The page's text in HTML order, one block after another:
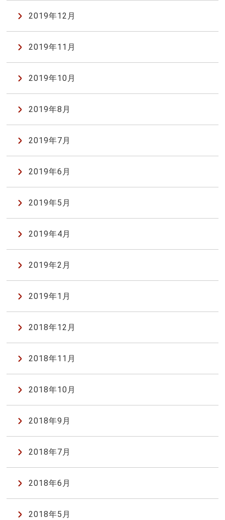
2019年12月
2019年11月
2019年10月
2019年8月
2019年7月
2019年6月
2019年5月
2019年4月
2019年2月
2019年1月
2018年12月
2018年11月
2018年10月
2018年9月
2018年7月
2018年6月
2018年5月